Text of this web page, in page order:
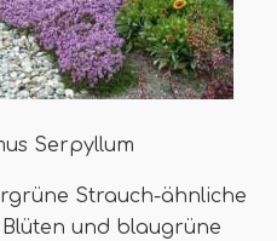
Serpyllum
Strauch-ähnliche
und blaugrüne